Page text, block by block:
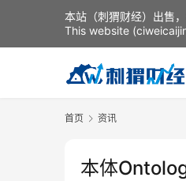
首页 资讯
本体
本站（刺猬财经）出售
This website